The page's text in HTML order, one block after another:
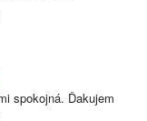
spokojná. Ďakujem